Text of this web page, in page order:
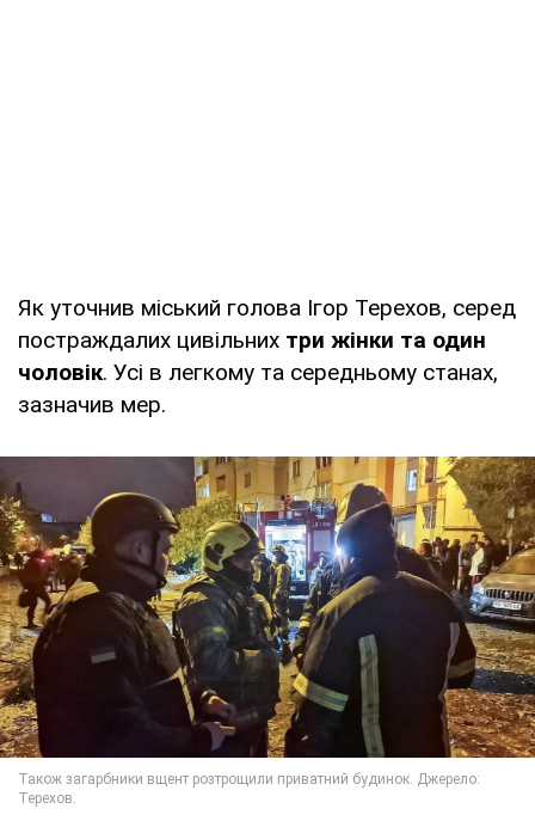
Як уточнив міський голова Ігор Терехов, серед
постраждалих цивільних три жінки та один
чоловік. Усі в легкому та середньому станах,
зазначив мер.